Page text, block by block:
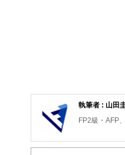
執筆者 : 山田
FP2級・AFP